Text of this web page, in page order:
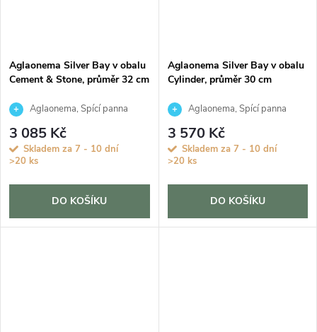
Aglaonema Silver Bay v obalu
Cement & Stone, průměr 32 cm
Aglaonema, Spící panna
3 085 Kč
Skladem za 7 - 10 dní
>20 ks
DO KOŠÍKU
Aglaonema Silver Bay v obalu
Cylinder, průměr 30 cm
Aglaonema, Spící panna
3 570 Kč
Skladem za 7 - 10 dní
>20 ks
DO KOŠÍKU